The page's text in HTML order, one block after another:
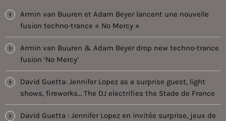
Armin van Buuren et Adam Beyer lancent une nouvelle
fusion techno-trance « No Mercy »
Armin van Buuren & Adam Beyer drop new techno-trance
fusion ‘No Mercy’
David Guetta: Jennifer Lopez as a surprise guest, light
shows, fireworks… The DJ electrifies the Stade de France
David Guetta : Jennifer Lopez en invitée surprise, jeux de